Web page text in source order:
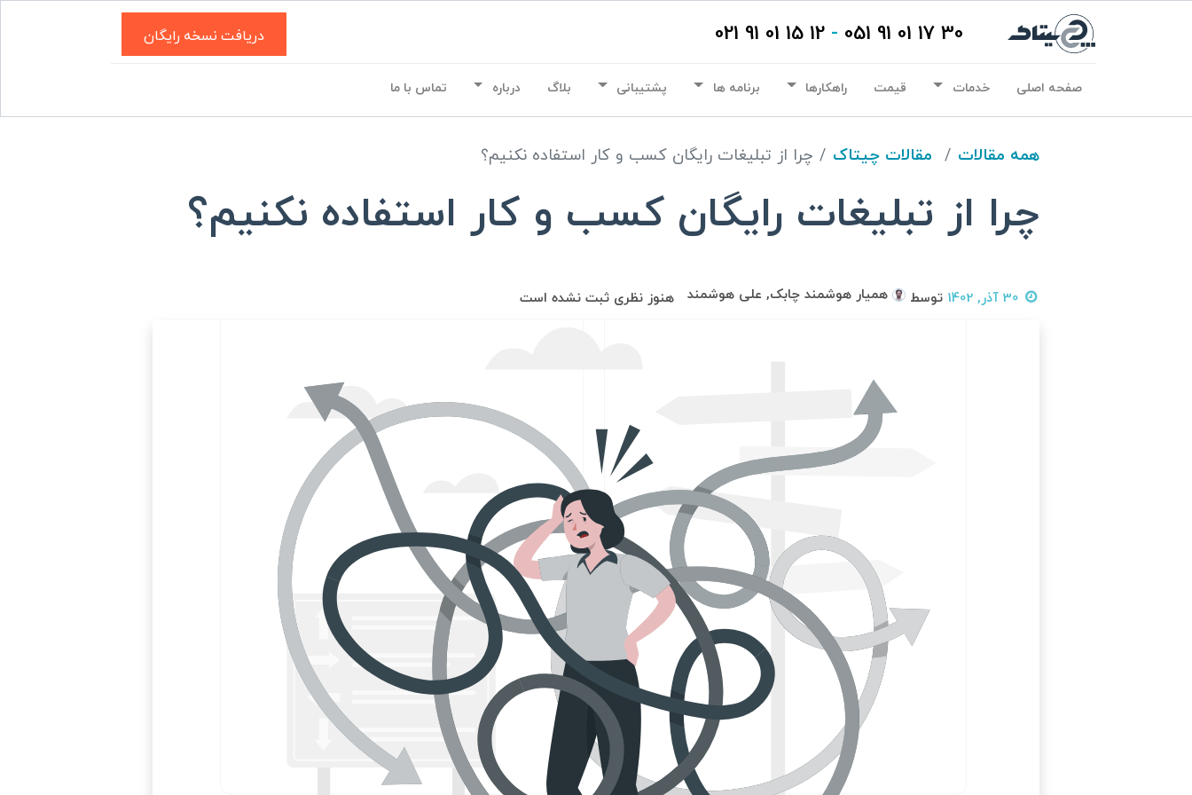
30 17 01 91 051
-
12 15 01 91 021 دریافت نسخه رایگان
صفحه اصلی خدمات قیمت راهکارها برنامه ها پشتیبانی بلاگ درباره تماس با ما
همه مقالات مقالات چیتاک چرا از تبلیغات رایگان کسب و کار استفاده نکنیم؟
چرا از تبلیغات رایگان کسب و کار استفاده نکنیم؟
30 آذر, 1402 توسط همیار هوشمند چابک, علی هوشمند هنوز نظری ثبت نشده است